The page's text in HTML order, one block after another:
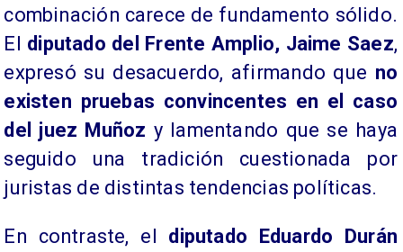
combinación carece de fundamento sólido.
El diputado del Frente Amplio, Jaime Saez,
expresó su desacuerdo, afirmando que no
existen pruebas convincentes en el caso
del juez Muñoz y lamentando que se haya
seguido una tradición cuestionada por
juristas de distintas tendencias políticas.
En contraste, el diputado Eduardo Durán